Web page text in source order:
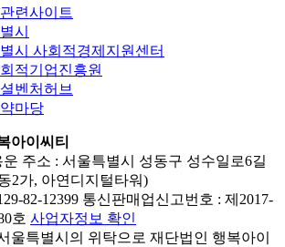
련사이트
시
시 사회적경제지원센터
적기업진흥원
벤처허브
마당
아이씨티
운 주소 : 서울특별시 성동구 성수일로6길
2가, 아연디지털타워)
82-12399 통신판매업신고번호 : 제2017-
호 사업자정보 확인
울특별시의 위탁으로 재단법인 행복아이